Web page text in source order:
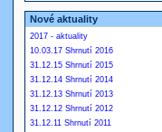
Nové aktuality
2017 - aktuality
10.03.17 Shrnutí 2016
31.12.15 Shrnutí 2015
31.12.14 Shrnutí 2014
31.12.13 Shrnutí 2013
31.12.12 Shrnutí 2012
31.12.11 Shrnutí 2011